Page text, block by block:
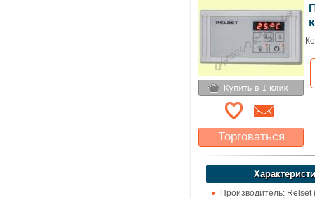
Торговаться
Какая цена Вас
устроит?
Указать цену
Производитель: Relset